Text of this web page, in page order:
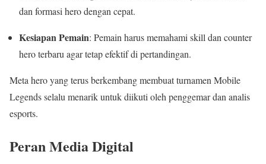
dan formasi hero dengan cepat.
Kesiapan Pemain: Pemain harus memahami skill dan counter
hero terbaru agar tetap efektif di pertandingan.
Meta hero yang terus berkembang membuat turnamen Mobile
Legends selalu menarik untuk diikuti oleh penggemar dan analis
esports.
Peran Media Digital